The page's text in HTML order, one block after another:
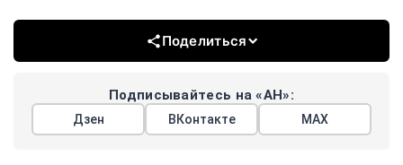
Поделиться
Подписывайтесь на «АН»:
Дзен ВКонтакте МАХ